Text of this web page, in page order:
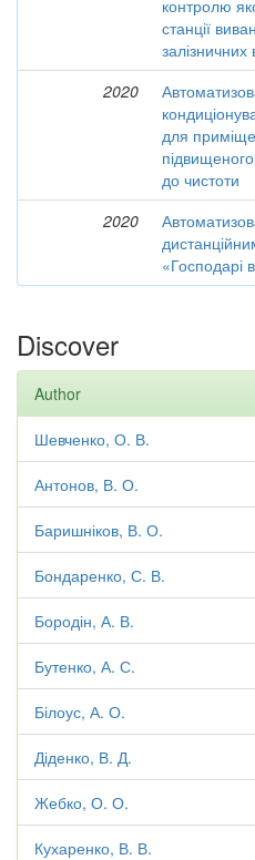
контролю
станції
залізничних
2020
для
до чистоти
2020
«Господарі
Discover
Author
Шевченко, О. В.
Антонов, В. О.
Баришніков, В. О.
Бондаренко, С. В.
Бородін, А. В.
Бутенко, А. С.
Білоус, А. О.
Діденко, В. Д.
Жебко, О. О.
Кухаренко, В. В.